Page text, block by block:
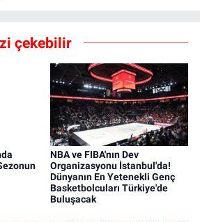
çekebilir
NBA ve FIBA'nın Dev
Organizasyonu İstanbul'da!
Dünyanın En Yetenekli Genç
Basketbolcuları Türkiye'de
Buluşacak